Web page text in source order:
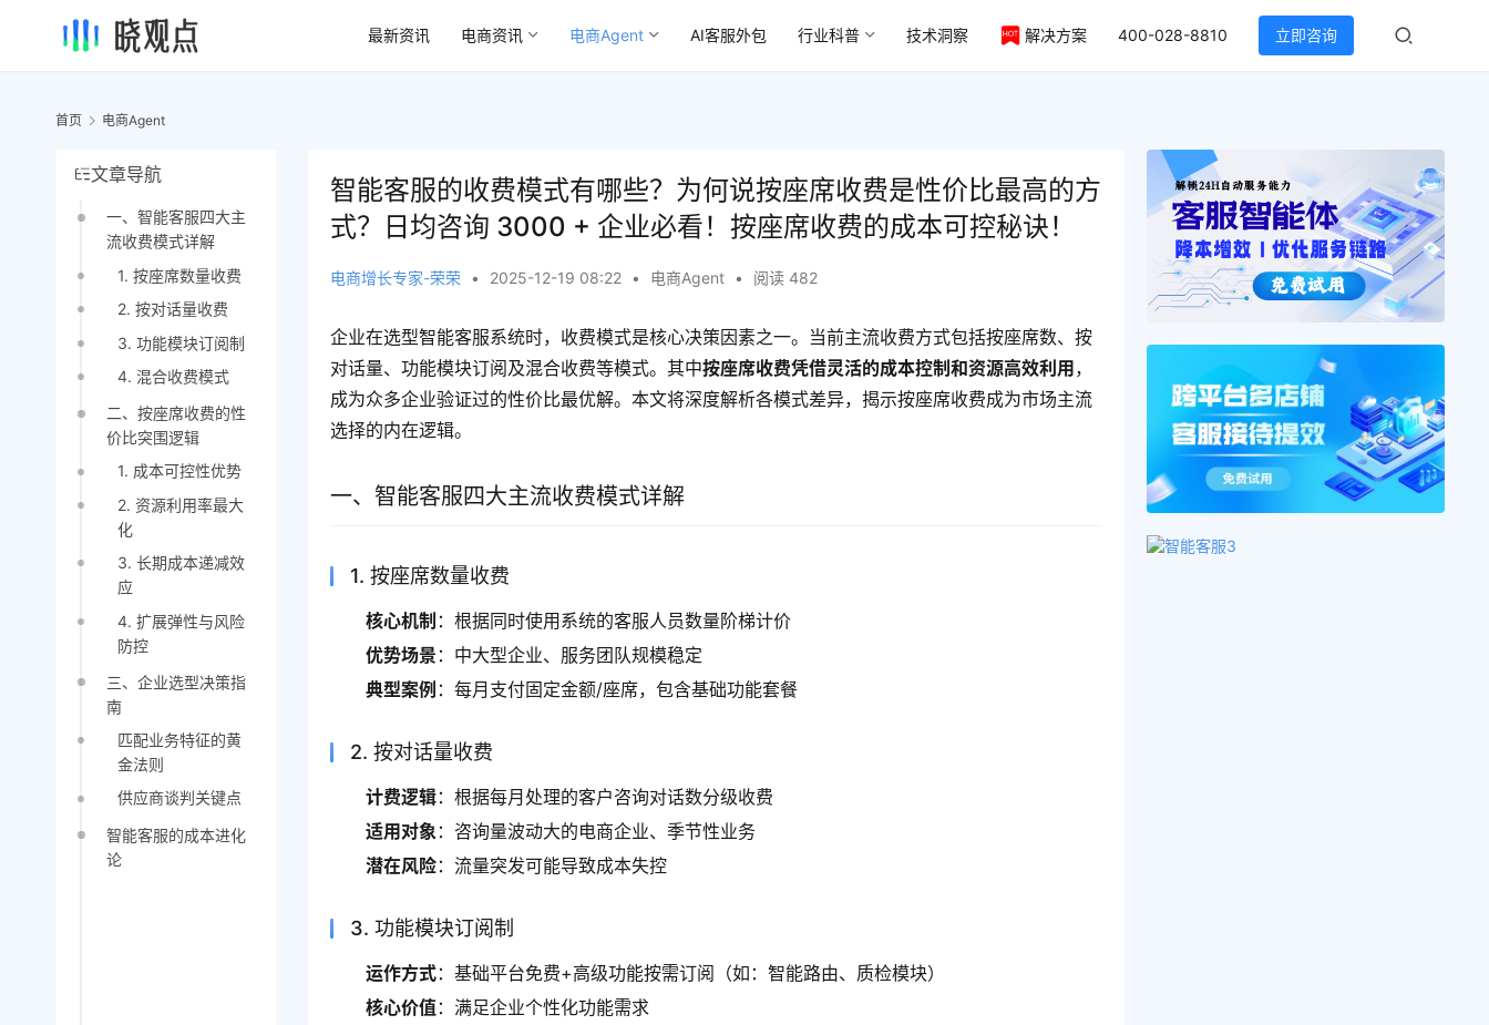
最新资讯 电商资讯 电商Agent AI客服外包 行业科普 技术洞察 解决方案 400-028-8810 立即咨询
首页 电商Agent
文章导航
一、智能客服四大主
流收费模式详解
1. 按座席数量收费
2. 按对话量收费
3. 功能模块订阅制
4. 混合收费模式
二、按座席收费的性
价比突围逻辑
1. 成本可控性优势
2. 资源利用率最大
化
3. 长期成本递减效
应
4. 扩展弹性与风险
防控
三、企业选型决策指
南
匹配业务特征的黄
金法则
供应商谈判关键点
智能客服的成本进化
论
智能客服的收费模式有哪些？为何说按座席收费是性价比最高的方
式？日均咨询 3000 + 企业必看！按座席收费的成本可控秘诀！
电商增长专家-荣荣 • 2025-12-19 08:22 • 电商Agent • 阅读 482
企业在选型智能客服系统时，收费模式是核心决策因素之一。当前主流收费方式包括按座席数、按
对话量、功能模块订阅及混合收费等模式。其中按座席收费凭借灵活的成本控制和资源高效利用 ，
成为众多企业验证过的性价比最优解。本文将深度解析各模式差异，揭示按座席收费成为市场主流
选择的内在逻辑。
一、智能客服四大主流收费模式详解
1. 按座席数量收费
核心机制 ：根据同时使用系统的客服人员数量阶梯计价
优势场景 ：中大型企业、服务团队规模稳定
典型案例 ：每月支付固定金额/座席，包含基础功能套餐
2. 按对话量收费
计费逻辑：根据每月处理的客户咨询对话数分级收费
适用对象：咨询量波动大的电商企业、季节性业务
潜在风险：流量突发可能导致成本失控
3. 功能模块订阅制
运作方式：基础平台免费+高级功能按需订阅（如：智能路由、质检模块）
核心价值：满足企业个性化功能需求